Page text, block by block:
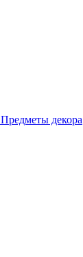
Предметы декора